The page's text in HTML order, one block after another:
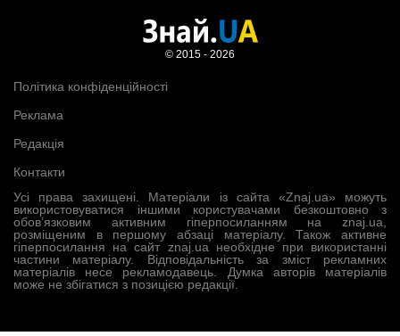
Усі права захищені. Матеріали із сайта «Znaj.ua» можуть
використовуватися іншими користувачами безкоштовно з
обов’язковим активним гіперпосиланням на znaj.ua,
розміщеним в першому абзаці матеріалу. Також активне
гіперпосилання на сайт znaj.ua необхідне при використанні
частини матеріалу. Відповідальність за зміст рекламних
матеріалів несе рекламодавець. Думка авторів матеріалів
може не збігатися з позицією редакції.
Політика конфіденційності
Реклама
Редакція
Контакти
© 2015 - 2026